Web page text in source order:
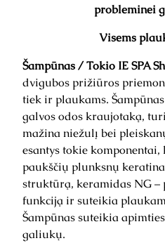
probleminei
Visems
Šampūnas / Tokio IE SPA
dvigubos prižiūros
tiek ir plaukams.
galvos odos kraujotaką,
mažina niežulį bei
esantys tokie
paukščių plunksnų
struktūrą, keramidas NG –
funkciją ir suteikia
Šampūnas suteikia
galiukų.